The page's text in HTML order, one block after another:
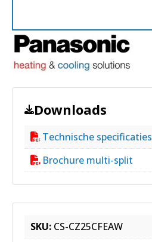
Downloads
Technische specificaties
Brochure multi-split
SKU: CS-CZ25CFEAW